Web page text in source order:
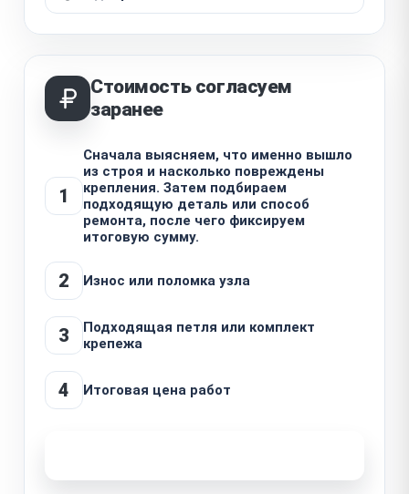
Стоимость согласуем
заранее
1
Сначала выясняем, что именно вышло
из строя и насколько повреждены
крепления. Затем подбираем
подходящую деталь или способ
ремонта, после чего фиксируем
итоговую сумму.
2 Износ или поломка узла
3
Подходящая петля или комплект
крепежа
4 Итоговая цена работ